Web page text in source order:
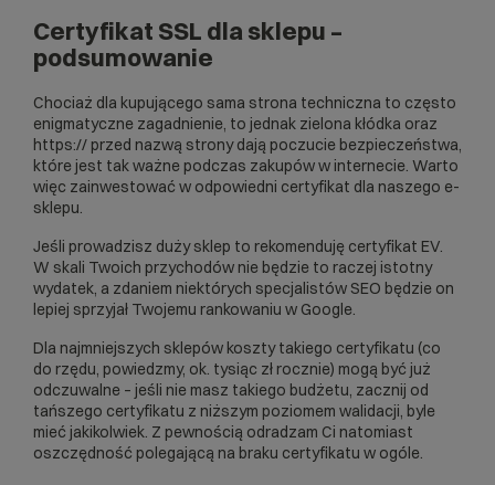
Certyfikat SSL dla sklepu –
podsumowanie
Chociaż dla kupującego sama strona techniczna to często
enigmatyczne zagadnienie, to jednak zielona kłódka oraz
https:// przed nazwą strony dają poczucie bezpieczeństwa,
które jest tak ważne podczas zakupów w internecie. Warto
więc zainwestować w odpowiedni certyfikat dla naszego e-
sklepu.
Jeśli prowadzisz duży sklep to rekomenduję certyfikat EV.
W skali Twoich przychodów nie będzie to raczej istotny
wydatek, a zdaniem niektórych specjalistówSEO będzie on
lepiej sprzyjał Twojemu rankowaniu w Google.
Dla najmniejszych sklepów koszty takiego certyfikatu (co
do rzędu, powiedzmy, ok. tysiąc zł rocznie) mogą być już
odczuwalne – jeśli nie masz takiego budżetu, zacznij od
tańszego certyfikatu z niższym poziomem walidacji, byle
mieć jakikolwiek. Z pewnością odradzam Ci natomiast
oszczędność polegającą na braku certyfikatu w ogóle.